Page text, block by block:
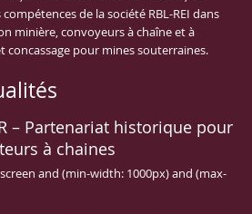
compétences de la société RBL-REI dans
minière, convoyeurs à chaîne et à
concassage pour mines souterraines.
– Partenariat historique pour
à chaines
and (min-width: 1000px) and (max-